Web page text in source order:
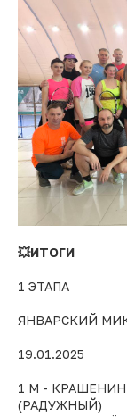
💥ИТОГИ
1 ЭТАПА
ЯНВАРСКИЙ
19.01.2025
1 М -
(РАДУЖНЫЙ)